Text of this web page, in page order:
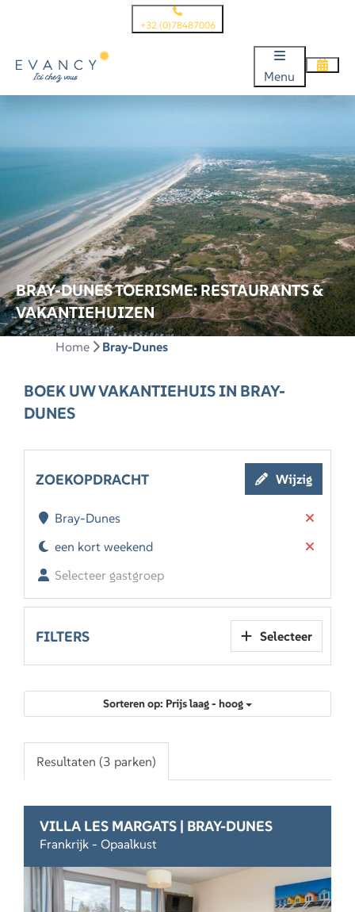
+32 (0)78487006
Menu
BRAY-DUNES TOERISME: RESTAURANTS &
VAKANTIEHUIZEN
Home Bray-Dunes
BOEK UW VAKANTIEHUIS IN BRAY-
DUNES
ZOEKOPDRACHT Wijzig
Bray-Dunes
een kort weekend
Selecteer gastgroep
FILTERS Selecteer
Sorteren op: Prijs laag - hoog
Resultaten (3 parken)
VILLA LES MARGATS | BRAY-DUNES
Frankrijk - Opaalkust